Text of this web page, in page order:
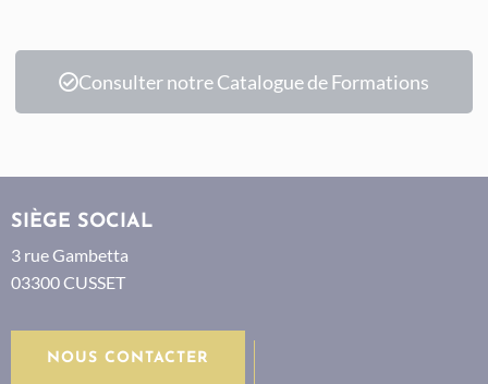
Consulter notre Catalogue de Formations
SIÈGE SOCIAL
3 rue Gambetta
03300 CUSSET
NOUS CONTACTER